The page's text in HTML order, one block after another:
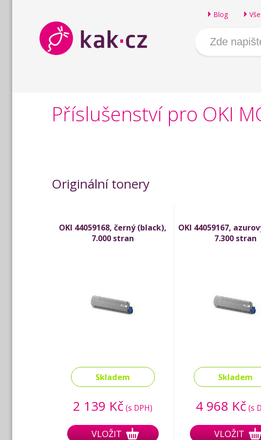
Blog
Příslušenství pro OKI
Originální tonery
OKI 44059168, černý (black),
7.000 stran
Skladem
2 139 Kč (s DPH)
VLOŽIT
OKI 44059167,
7.300 stran
Skladem
4 968 Kč (s
VLOŽIT